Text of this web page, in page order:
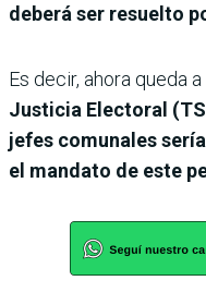
deberá ser resuelto
Es decir, ahora queda
Justicia Electoral
jefes comunales
el mandato de este